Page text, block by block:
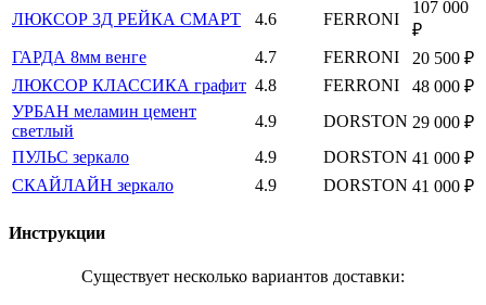
ЛЮКСОР 3Д РЕЙКА СМАРТ
4.6 FERRONI
107 000
₽
ГАРДА 8мм венге
4.7 FERRONI
20 500 ₽
ЛЮКСОР КЛАССИКА графит 4.8 FERRONI
48 000 ₽
УРБАН меламин цемент
светлый
4.9 DORSTON 29 000 ₽
ПУЛЬС зеркало
4.9 DORSTON 41 000 ₽
СКАЙЛАЙН зеркало
4.9 DORSTON 41 000 ₽
Инструкции
Существует несколько вариантов доставки: